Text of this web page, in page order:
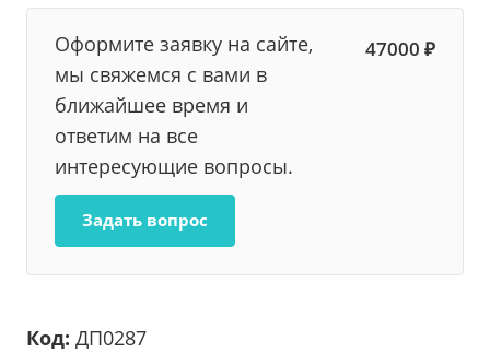
Оформите заявку на сайте,
мы свяжемся с вами в
ближайшее время и
ответим на все
интересующие вопросы.
47000 ₽
Задать вопрос
Код: ДП0287